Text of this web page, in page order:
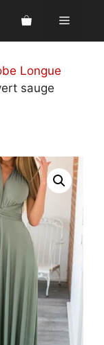
Menu
Longue
sauge